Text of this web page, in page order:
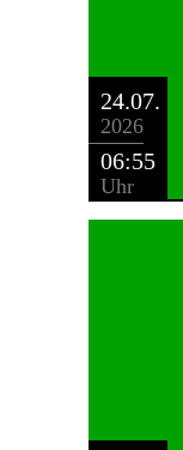
24.07.
2026
06:55
Uhr